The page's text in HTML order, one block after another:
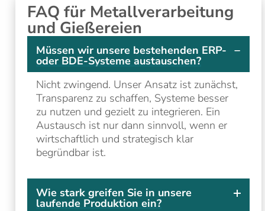
FAQ für Metallverarbeitung
und Gießereien
Müssen wir unsere bestehenden ERP-
oder BDE-Systeme austauschen?
Nicht zwingend. Unser Ansatz ist zunächst,
Transparenz zu schaffen, Systeme besser
zu nutzen und gezielt zu integrieren. Ein
Austausch ist nur dann sinnvoll, wenn er
wirtschaftlich und strategisch klar
begründbar ist.
Wie stark greifen Sie in unsere
laufende Produktion ein?